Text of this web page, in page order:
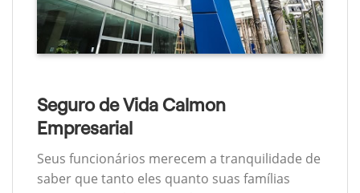
Seguro de Vida Calmon
Empresarial
Seus funcionários merecem a tranquilidade de
saber que tanto eles quanto suas famílias